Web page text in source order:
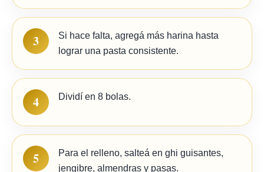
3
Si hace falta, agregá más harina hasta
lograr una pasta consistente.
4 Dividí en 8 bolas.
5
Para el relleno, salteá en ghi guisantes,
jengibre, almendras y pasas.